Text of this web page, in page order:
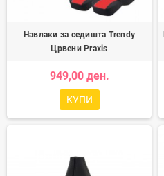
Навлаки за седишта Trendy
Црвени Praxis
949,00 ден.
КУПИ